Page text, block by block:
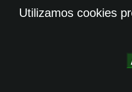
Utilizamos cookies